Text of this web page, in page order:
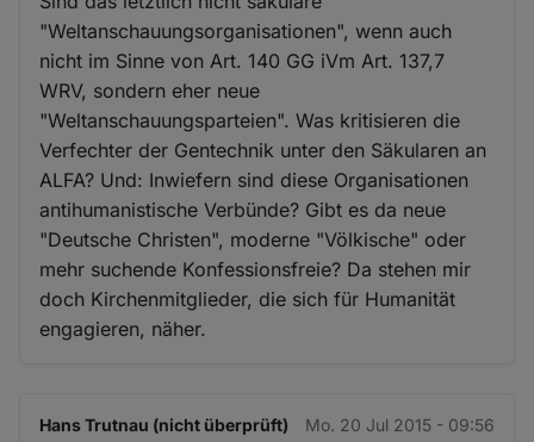
"Weltanschauungsorganisationen", wenn auch
nicht im Sinne von Art. 140 GG iVm Art. 137,7
WRV, sondern eher neue
"Weltanschauungsparteien". Was kritisieren die
Verfechter der Gentechnik unter den Säkularen an
ALFA? Und: Inwiefern sind diese Organisationen
antihumanistische Verbünde? Gibt es da neue
"Deutsche Christen", moderne "Völkische" oder
mehr suchende Konfessionsfreie? Da stehen mir
doch Kirchenmitglieder, die sich für Humanität
engagieren, näher.
Hans Trutnau (nicht überprüft) Mo. 20 Jul 2015 - 09:56